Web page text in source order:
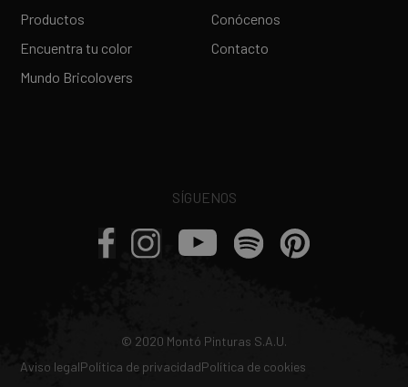
Productos
Encuentra tu color
Mundo Bricolovers
Conócenos
Contacto
SÍGUENOS
© 2020 Montó Pinturas S.A.U.
Aviso legalPolítica de privacidadPolítica de cookies